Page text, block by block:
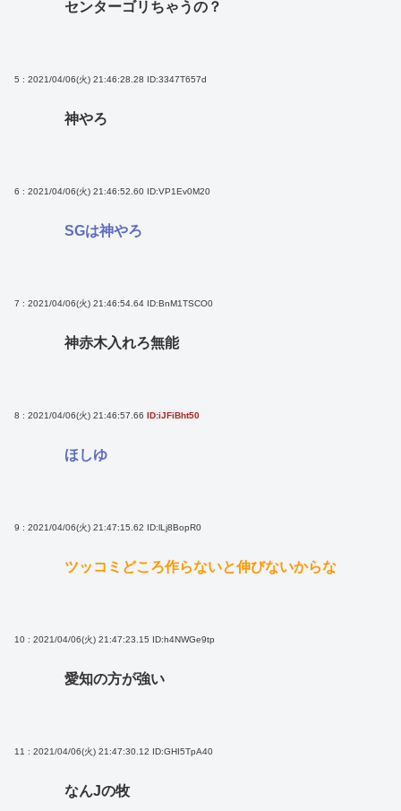
センターゴリちゃうの？
5 : 2021/04/06(火) 21:46:28.28 ID:3347T657d
神やろ
6 : 2021/04/06(火) 21:46:52.60 ID:VP1Ev0M20
SGは神やろ
7 : 2021/04/06(火) 21:46:54.64 ID:BnM1TSCO0
神赤木入れろ無能
8 : 2021/04/06(火) 21:46:57.66 ID:iJFiBht50
ほしゆ
9 : 2021/04/06(火) 21:47:15.62 ID:lLj8BopR0
ツッコミどころ作らないと伸びないからな
10 : 2021/04/06(火) 21:47:23.15 ID:h4NWGe9tp
愛知の方が強い
11 : 2021/04/06(火) 21:47:30.12 ID:GHI5TpA40
なんJの牧